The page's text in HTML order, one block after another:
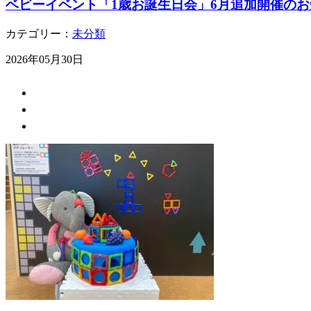
ベビーイベント「1歳お誕生日会」6月追加開催の
カテゴリー： 未分類
2026年05月30日